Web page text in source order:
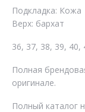
Подкладка: Кожа
Верх: бархат
36, 37, 38, 39, 40,
Полная
оригинале.
Полный каталог